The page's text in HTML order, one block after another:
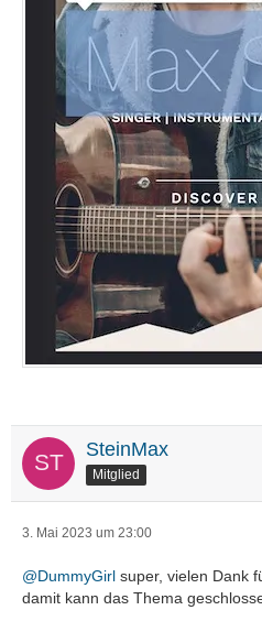
SteinMax
Mitglied
3. Mai 2023 um 23:00
@DummyGirl super, vielen Dank
damit kann das Thema